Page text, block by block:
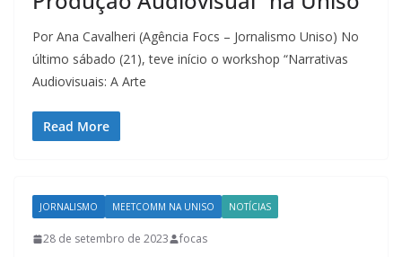
Por Ana Cavalheri (Agência Focs – Jornalismo Uniso) No
último sábado (21), teve início o workshop “Narrativas
Audiovisuais: A Arte
Read More
JORNALISMO MEETCOMM NA UNISO NOTÍCIAS
28 de setembro de 2023 focas